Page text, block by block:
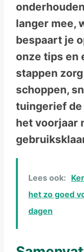
langer mee,
bespaart je
onze tips en
stappen
schoppen,
tuingerief
het voorjaar
Lees ook:
het zo goed
dagen